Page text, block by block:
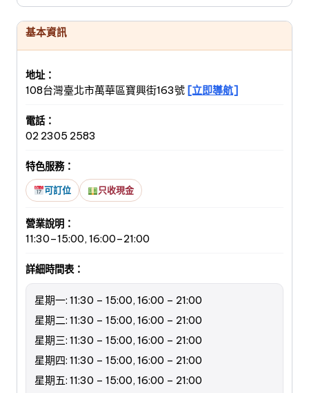
基本資訊
地址：
108台灣臺北市萬華區寶興街163號 [立即導航]
電話：
02 2305 2583
特色服務：
可訂位 只收現金
營業說明：
11:30–15:00, 16:00–21:00
詳細時間表：
星期一: 11:30 – 15:00, 16:00 – 21:00
星期二: 11:30 – 15:00, 16:00 – 21:00
星期三: 11:30 – 15:00, 16:00 – 21:00
星期四: 11:30 – 15:00, 16:00 – 21:00
星期五: 11:30 – 15:00, 16:00 – 21:00